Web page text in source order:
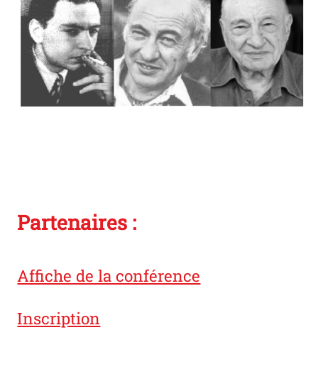
Partenaires :
Affiche de la conférence
Inscription